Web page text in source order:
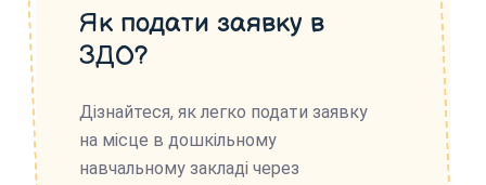
Як подати заявку в
ЗДО?
Дізнайтеся, як легко подати заявку
на місце в дошкільному
навчальному закладі через